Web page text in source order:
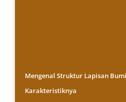
Mengenal Struktur Lapisan
Karakteristiknya